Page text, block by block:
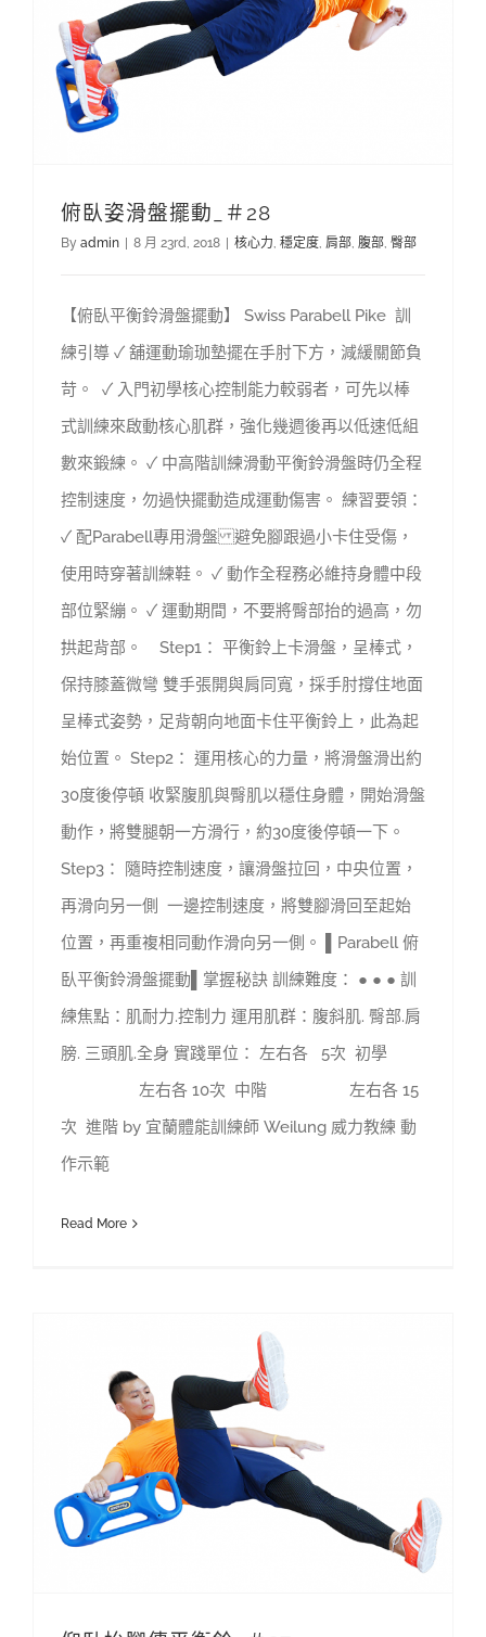
俯臥姿滑盤擺動_＃28
By admin | 8 月 23rd, 2018 | 核心力 穩定度 肩部 腹部 臀部
【俯臥平衡鈴滑盤擺動】 Swiss Parabell Pike 訓
練引導 ✓ 舖運動瑜珈墊擺在手肘下方，減緩關節負
苛。 ✓ 入門初學核心控制能力較弱者，可先以棒
式訓練來啟動核心肌群，強化幾週後再以低速低組
數來鍛練。 ✓ 中高階訓練滑動平衡鈴滑盤時仍全程
控制速度，勿過快擺動造成運動傷害。 練習要領：
✓ 配Parabell專用滑盤 避免腳跟過小卡住受傷，
使用時穿著訓練鞋。 ✓ 動作全程務必維持身體中段
部位緊繃。 ✓ 運動期間，不要將臀部抬的過高，勿
拱起背部。 Step1： 平衡鈴上卡滑盤，呈棒式，
保持膝蓋微彎 雙手張開與肩同寬，採手肘撐住地面
呈棒式姿勢，足背朝向地面卡住平衡鈴上，此為起
始位置。 Step2： 運用核心的力量，將滑盤滑出約
30度後停頓 收緊腹肌與臀肌以穩住身體，開始滑盤
動作，將雙腿朝一方滑行，約30度後停頓一下。
Step3： 隨時控制速度，讓滑盤拉回，中央位置，
再滑向另一側 一邊控制速度，將雙腳滑回至起始
位置，再重複相同動作滑向另一側。 ▌Parabell 俯
臥平衡鈴滑盤擺動▌掌握秘訣 訓練難度： ● ● ● 訓
練焦點：肌耐力.控制力 運用肌群：腹斜肌. 臀部.肩
膀. 三頭肌.全身 實踐單位： 左右各 5次 初學
左右各 10次 中階 左右各 15
次 進階 by 宜蘭體能訓練師 Weilung 威力教練 動
作示範
Read More